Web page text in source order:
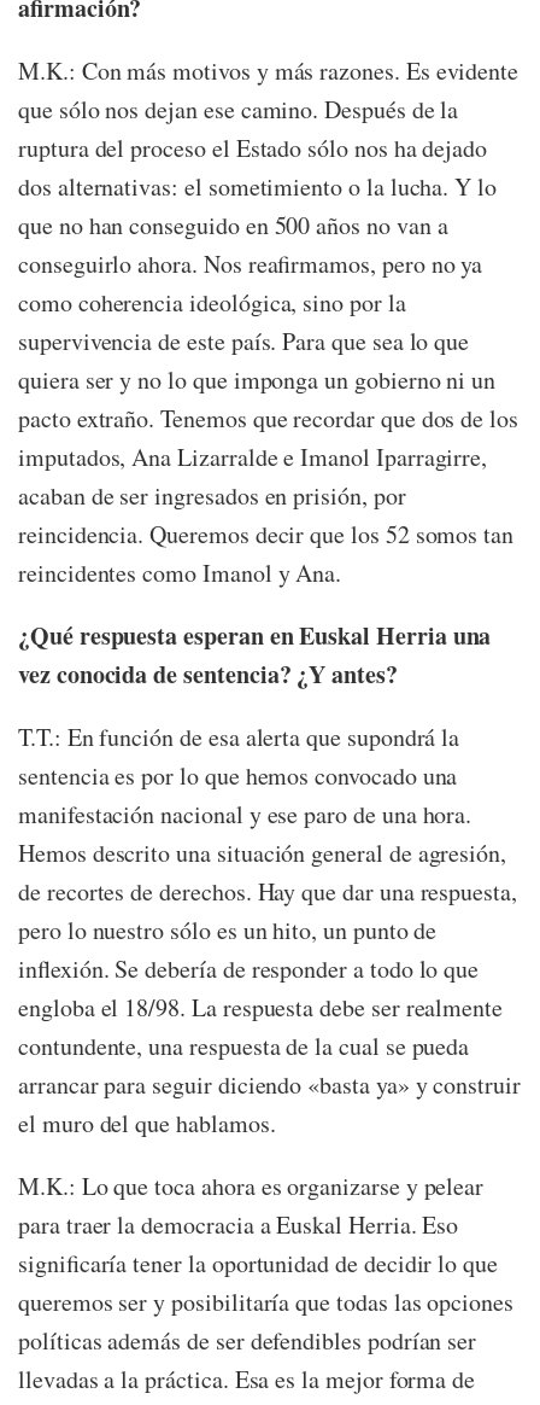
afirmación?
M.K.: Con más motivos y más razones. Es evidente
que sólo nos dejan ese camino. Después de la
ruptura del proceso el Estado sólo nos ha dejado
dos alternativas: el sometimiento o la lucha. Y lo
que no han conseguido en 500 años no van a
conseguirlo ahora. Nos reafirmamos, pero no ya
como coherencia ideológica, sino por la
supervivencia de este país. Para que sea lo que
quiera ser y no lo que imponga un gobierno ni un
pacto extraño. Tenemos que recordar que dos de los
imputados, Ana Lizarralde e Imanol Iparragirre,
acaban de ser ingresados en prisión, por
reincidencia. Queremos decir que los 52 somos tan
reincidentes como Imanol y Ana.
¿Qué respuesta esperan en Euskal Herria una
vez conocida de sentencia? ¿Y antes?
T.T.: En función de esa alerta que supondrá la
sentencia es por lo que hemos convocado una
manifestación nacional y ese paro de una hora.
Hemos descrito una situación general de agresión,
de recortes de derechos. Hay que dar una respuesta,
pero lo nuestro sólo es un hito, un punto de
inflexión. Se debería de responder a todo lo que
engloba el 18/98. La respuesta debe ser realmente
contundente, una respuesta de la cual se pueda
arrancar para seguir diciendo «basta ya» y construir
el muro del que hablamos.
M.K.: Lo que toca ahora es organizarse y pelear
para traer la democracia a Euskal Herria. Eso
significaría tener la oportunidad de decidir lo que
queremos ser y posibilitaría que todas las opciones
políticas además de ser defendibles podrían ser
llevadas a la práctica. Esa es la mejor forma de